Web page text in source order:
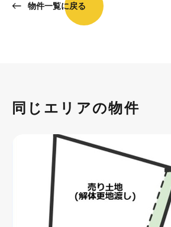
物件一覧に戻る
同じエリアの物件